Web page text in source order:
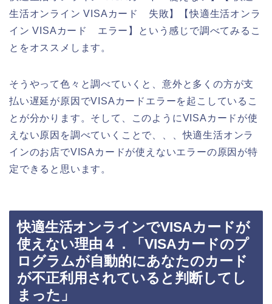
生活オンライン VISAカード 失敗】【快適生活オンラ
イン VISAカード エラー】という感じで調べてみるこ
とをオススメします。
そうやって色々と調べていくと、意外と多くの方が支
払い遅延が原因でVISAカードエラーを起こしているこ
とが分かります。そして、このようにVISAカードが使
えない原因を調べていくことで、、、快適生活オンラ
インのお店でVISAカードが使えないエラーの原因が特
定できると思います。
快適生活オンラインでVISAカードが
使えない理由４．「VISAカードのプ
ログラムが自動的にあなたのカード
が不正利用されていると判断してし
まった」